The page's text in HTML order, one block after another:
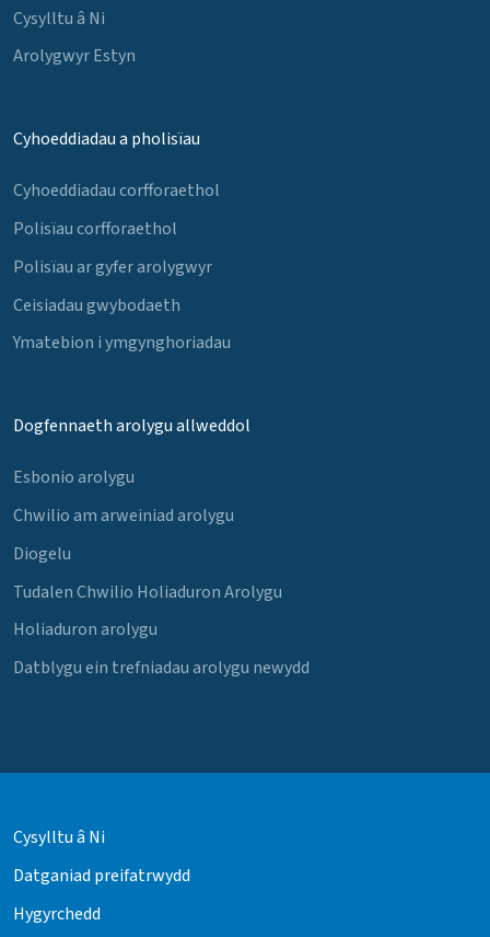
Cysylltu â Ni
Arolygwyr Estyn
Cyhoeddiadau a pholisïau
Cyhoeddiadau corfforaethol
Polisïau corfforaethol
Polisïau ar gyfer arolygwyr
Ceisiadau gwybodaeth
Ymatebion i ymgynghoriadau
Dogfennaeth arolygu allweddol
Esbonio arolygu
Chwilio am arweiniad arolygu
Diogelu
Tudalen Chwilio Holiaduron Arolygu
Holiaduron arolygu
Datblygu ein trefniadau arolygu newydd
Cysylltu â Ni
Datganiad preifatrwydd
Hygyrchedd